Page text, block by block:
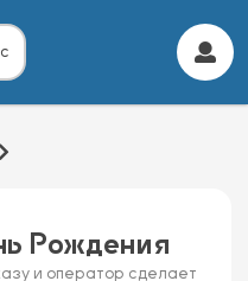
Рождения
и оператор сделает